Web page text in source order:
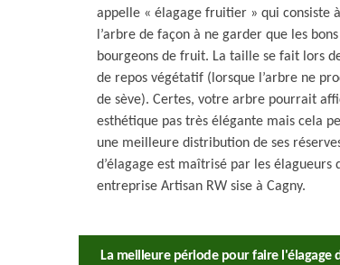
appelle « élagage fruitier » qui consiste
l’arbre de façon à ne garder que les bons
bourgeons de fruit. La taille se fait lors
de repos végétatif (lorsque l’arbre ne
de sève). Certes, votre arbre pourrait
esthétique pas très élégante mais cela
une meilleure distribution de ses
d’élagage est maîtrisé par les élagueurs
entreprise Artisan RW sise à Cagny.
La meilleure période pour faire l'élagage